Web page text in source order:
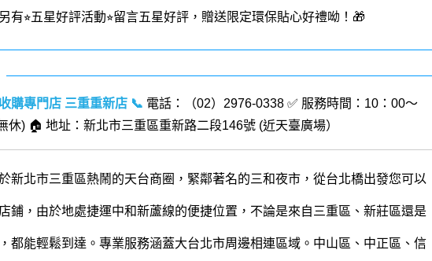
另有⭐︎五星好評活動⭐︎留言五星好評，贈送限定環保貼心好禮呦！🎁
購專門店 三重重新店 📞 電話：（02）2976-0338 ✅ 服務時間：10：00～
休) 🏠 地址：新北市三重區重新路二段146號 (近天臺廣場）
新北市三重區熱鬧的天台商圈，緊鄰著名的三和夜市，從台北橋出發您可以
鋪，由於地處捷運中和新蘆線的便捷位置，不論是來自三重區、新莊區還是
都能輕鬆到達。專業服務涵蓋大台北市周邊相連區域。中山區、中正區、信